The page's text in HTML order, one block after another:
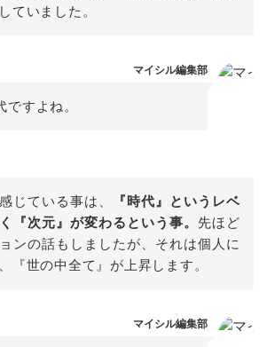
ていました。
マイシル編集部
すよね。
じている事は、
『時代』というレベ
『次元』が変わるという事。 先ほど
ンの話もしましたが、それは個人に
『世の中全て』が上昇します。
マイシル編集部